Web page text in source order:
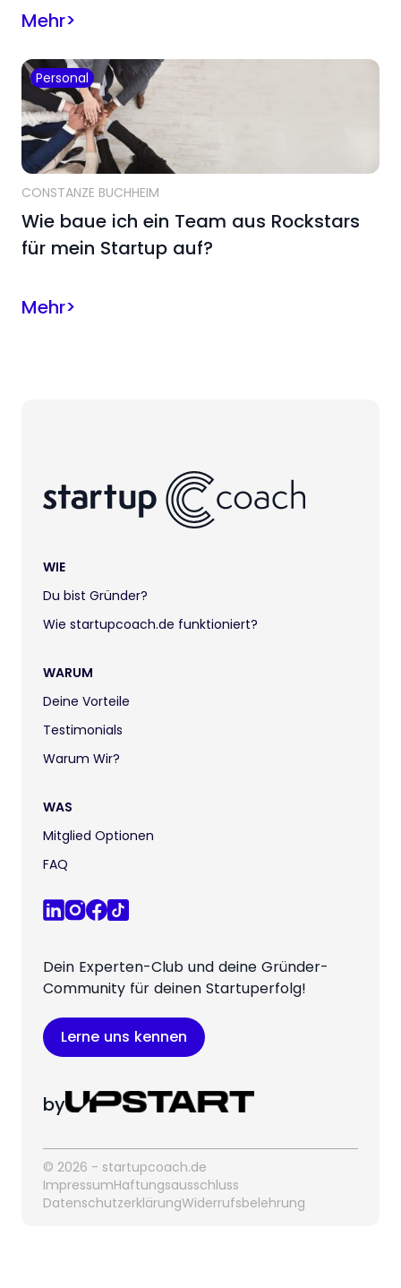
Mehr>
Personal
CONSTANZE BUCHHEIM
Wie baue ich ein Team aus Rockstars
für mein Startup auf?
Mehr>
WIE
Du bist Gründer?
Wie startupcoach.de funktioniert?
WARUM
Deine Vorteile
Testimonials
Warum Wir?
WAS
Mitglied Optionen
FAQ
Dein Experten-Club und deine Gründer-
Community für deinen Startuperfolg!
Lerne uns kennen
by
© 2026 - startupcoach.de
ImpressumHaftungsausschluss
DatenschutzerklärungWiderrufsbelehrung